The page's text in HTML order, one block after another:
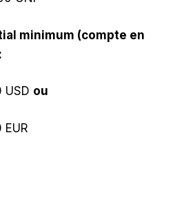
minimum (compte en
USD ou